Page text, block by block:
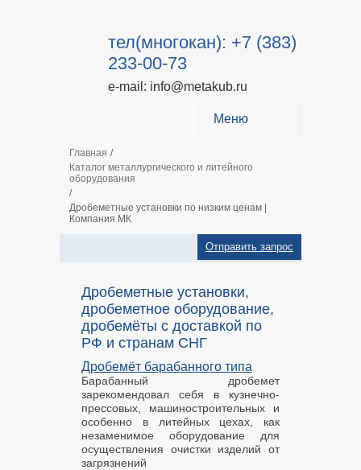
тел(многокан): +7 (383)
233-00-73
e-mail: info@metakub.ru
Меню
Главная /
Каталог металлургического и литейного
оборудования
/
Дробеметные установки по низким ценам |
Компания МК
Отправить запрос
Дробеметные установки,
дробеметное оборудование,
дробемёты с доставкой по
РФ и странам СНГ
Дробемёт барабанного типа
Барабанный дробемет
зарекомендовал себя в кузнечно-
прессовых, машиностроительных и
особенно в литейных цехах, как
незаменимое оборудование для
осуществления очистки изделий от
загрязнений